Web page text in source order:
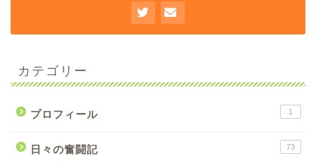
カテゴリー
プロフィール 1
日々の奮闘記 73